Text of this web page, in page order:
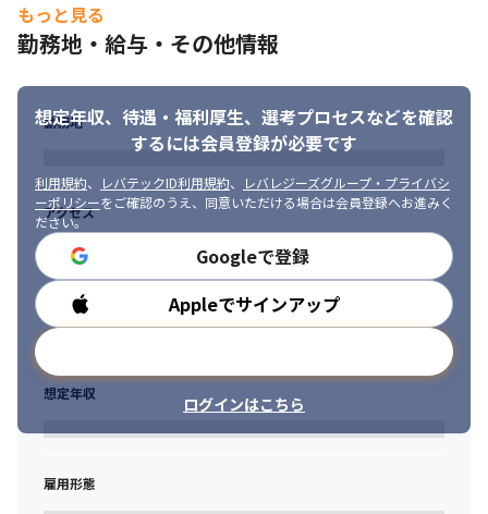
もっと見る
勤務地・給与・その他情報
想定年収、待遇・福利厚生、 選考プロセスなどを確認
するには会員登録が必要です
利用規約、 レバテックID利用規約、
レバレジーズグループ・プライバシ
ーポリシーをご確認のうえ、同意いただける場合は会員登録へお進みく
ださい。
Googleで登録
Appleでサインアップ
ログインはこちら
勤務地
アクセス
勤務時間
想定年収
雇用形態